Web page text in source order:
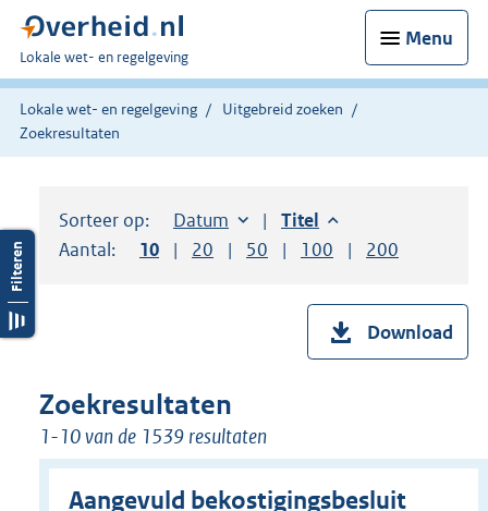
Menu
U
bent
hier:
Lokale wet- en regelgeving
Lokale wet- en regelgeving
Uitgebreid zoeken
Zoekresultaten
Sorteer op: Sorteer op:
Datum aflopendSorteer op:
Titel aflopend
Aantal:
Toon
10 resultaten per pagina
Toon
20 resultaten per pagina
Toon
50 resultaten per pagina
Toon
100 resultaten per
Toon
200
Download
Zoekresultaten
1-10 van de 1539 resultaten
Aangevuld bekostigingsbesluit